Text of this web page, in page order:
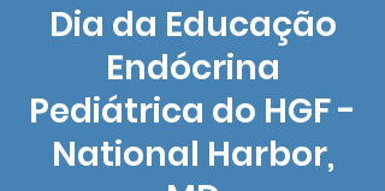
Dia da Educação
Endócrina
Pediátrica do HGF -
National Harbor,